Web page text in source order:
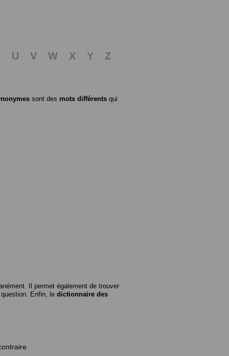
U V W X Y
Z
sont des mots différents qui
Il permet également de trouver
Enfin, le dictionnaire des